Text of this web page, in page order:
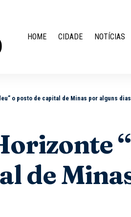
HOME CIDADE NOTÍCIAS
o posto de capital de Minas por alguns dias
de